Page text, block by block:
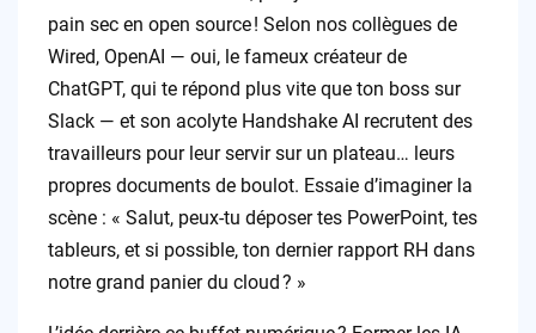
pain sec en open source ! Selon nos collègues de
Wired, OpenAI — oui, le fameux créateur de
ChatGPT, qui te répond plus vite que ton boss sur
Slack — et son acolyte Handshake AI recrutent des
travailleurs pour leur servir sur un plateau… leurs
propres documents de boulot. Essaie d’imaginer la
scène : « Salut, peux-tu déposer tes PowerPoint, tes
tableurs, et si possible, ton dernier rapport RH dans
notre grand panier du cloud ? »